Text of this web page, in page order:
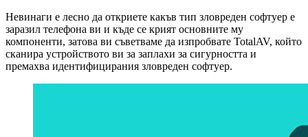
Невинаги е лесно да откриете какъв тип зловреден софтуер е
заразил телефона ви и къде се крият основните му
компоненти, затова ви съветваме да изпробвате TotalAV, който
сканира устройството ви за заплахи за сигурността и
премахва идентифицирания зловреден софтуер.